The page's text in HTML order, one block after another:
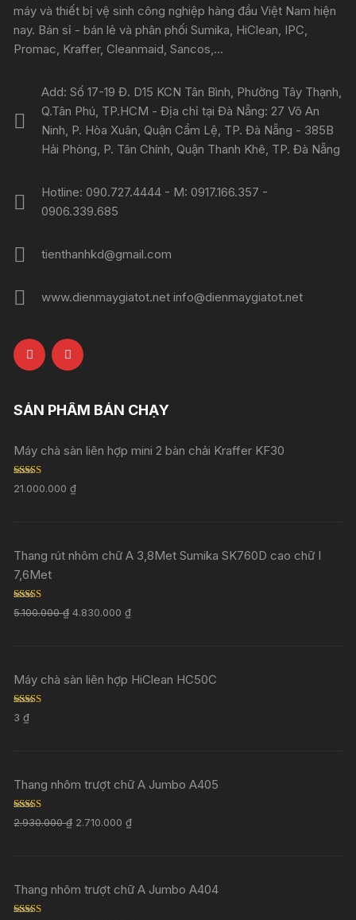
máy và thiết bị vệ sinh công nghiệp hàng đầu Việt Nam hiện
nay. Bán sỉ - bán lẻ và phân phối Sumika, HiClean, IPC,
Promac, Kraffer, Cleanmaid, Sancos,...
Add: Số 17-19 Đ. D15 KCN Tân Bình, Phường Tây Thạnh,
Q.Tân Phú, TP.HCM - Địa chỉ tại Đà Nẵng: 27 Võ An
Ninh, P. Hòa Xuân, Quận Cẩm Lệ, TP. Đà Nẵng - 385B
Hải Phòng, P. Tân Chính, Quận Thanh Khê, TP. Đà Nẵng
Hotline: 090.727.4444 - M: 0917.166.357 -
0906.339.685
tienthanhkd@gmail.com
www.dienmaygiatot.net info@dienmaygiatot.net
SẢN PHẨM BÁN CHẠY
Máy chà sàn liên hợp mini 2 bàn chải Kraffer KF30
Rated5.00
out of 5
21.000.000₫
Thang rút nhôm chữ A 3,8Met Sumika SK760D cao chữ I
7,6Met
Rated5.00
out of 5
5.100.000₫ 4.830.000₫
Máy chà sàn liên hợp HiClean HC50C
Rated
out of 5
3₫
Thang nhôm trượt chữ A Jumbo A405
Rated 5.00
out of 5
2.930.000₫ 2.710.000₫
Thang nhôm trượt chữ A Jumbo A404